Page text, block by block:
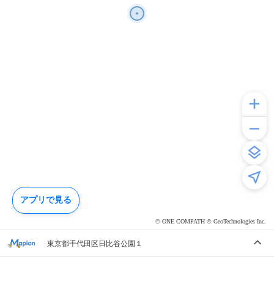
© ONE COMPATH © GeoTechnologies Inc.
東京都千代田区日比谷公園１
アプリで見る